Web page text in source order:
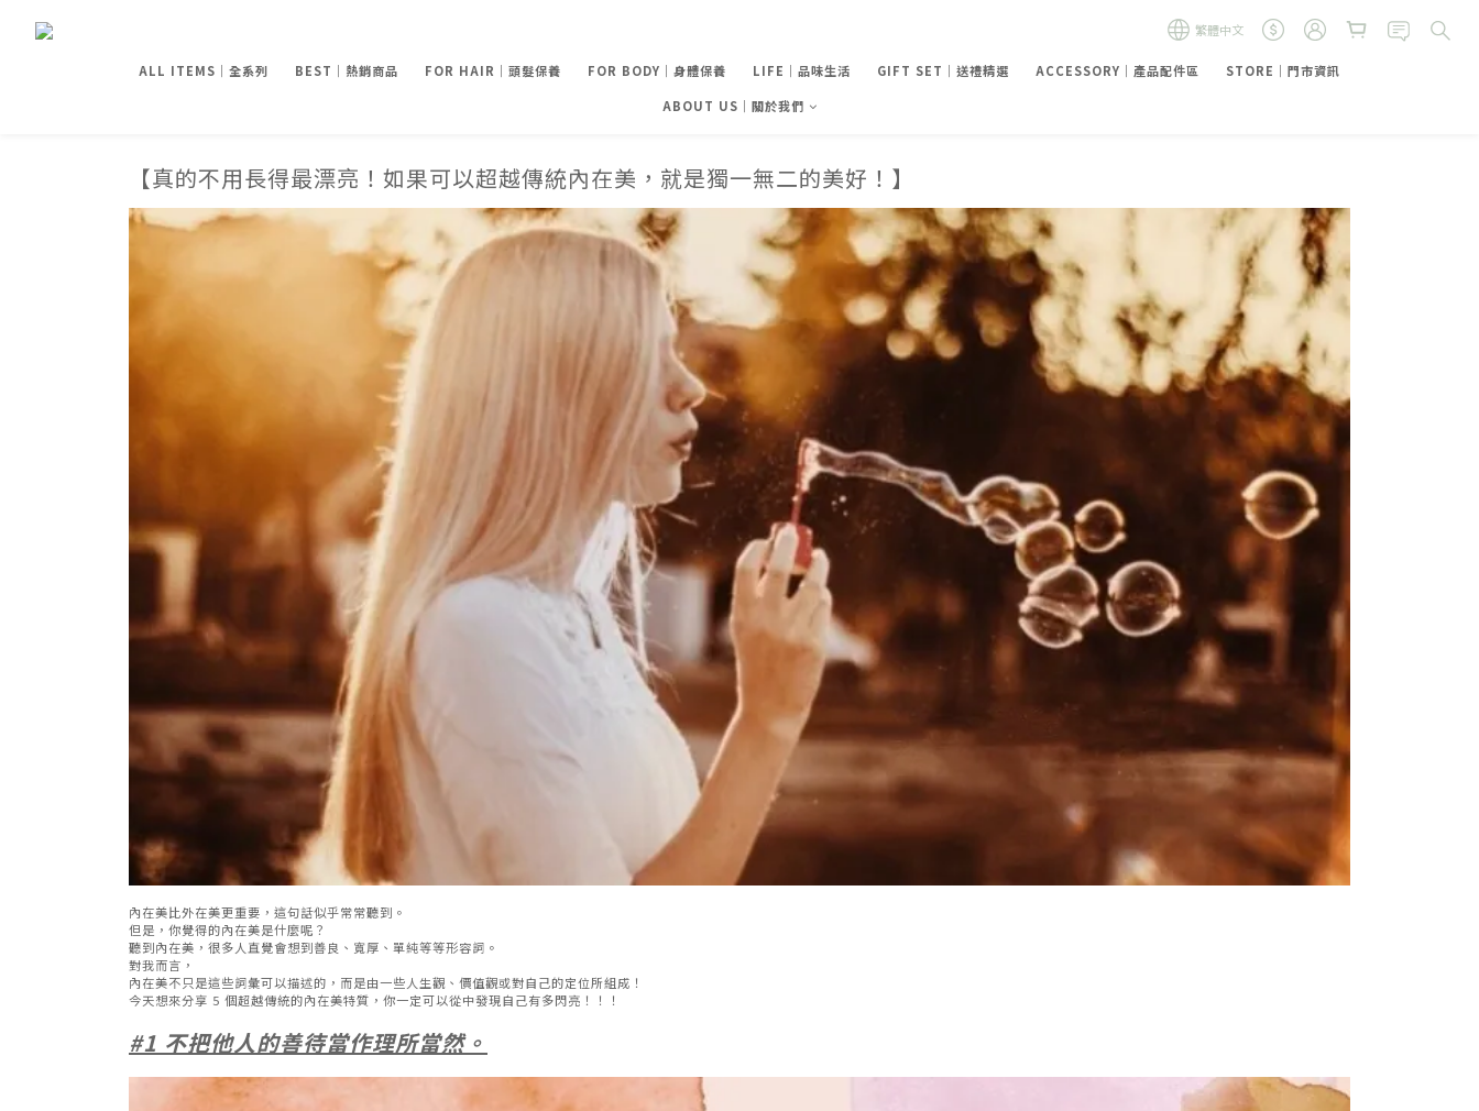
繁體中文
ALL ITEMS｜全系列 BEST｜熱銷商品 FOR HAIR｜頭髮保養 FOR BODY｜身體保養 LIFE｜品味生活 GIFT SET｜送禮精選 ACCESSORY｜產品配件區
STORE｜門市資訊
ABOUT US｜關於我們
【真的不用長得最漂亮！如果可以超越傳統內在美，就是獨一無二的美好！】
內在美比外在美更重要，這句話似乎常常聽到。
但是，你覺得的內在美是什麼呢？
聽到內在美，很多人直覺會想到善良、寬厚、單純等等形容詞。
對我而言，
內在美不只是這些詞彙可以描述的，而是由一些人生觀、價值觀或對自己的定位所組成！
今天想來分享 5 個超越傳統的內在美特質，你一定可以從中發現自己有多閃亮！！！
#1 不把他人的善待當作理所當然。